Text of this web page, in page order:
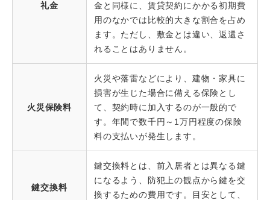
礼金
金と同様に、賃貸契約にかかる初期費
用のなかでは比較的大きな割合を占め
ます。ただし、敷金とは違い、返還さ
れることはありません。
火災保険料
火災や落雷などにより、建物・家具に
損害が生じた場合に備える保険とし
て、契約時に加入するのが一般的で
す。年間で数千円～1万円程度の保険
料の支払いが発生します。
鍵交換料
鍵交換料とは、前入居者とは異なる鍵
になるよう、防犯上の観点から鍵を交
換するための費用です。目安として、